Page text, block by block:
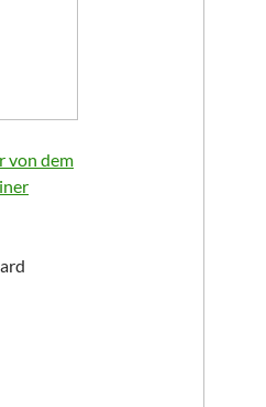
von dem